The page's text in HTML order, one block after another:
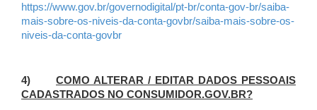
https://www.gov.br/governodigital/pt-br/conta-gov-br/saiba-
mais-sobre-os-niveis-da-conta-govbr/saiba-mais-sobre-os-
niveis-da-conta-govbr
4) COMO ALTERAR / EDITAR DADOS PESSOAIS
CADASTRADOS NO CONSUMIDOR.GOV.BR?